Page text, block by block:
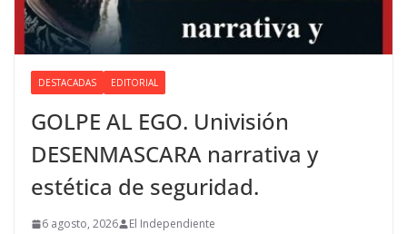
DESTACADAS EDITORIAL
GOLPE AL EGO. Univisión
DESENMASCARA narrativa y
estética de seguridad.
6 agosto, 2026 El Independiente